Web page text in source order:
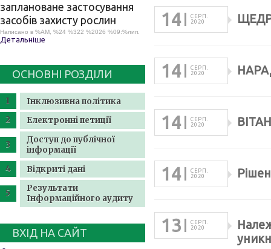
заплановане застосування
засобів захисту рослин
Написано в %AM, %24 %322 %2026 %09:%лип.
Детальніше
ОСНОВНІ РОЗДІЛИ
Інклюзивна політика
Електронні петиції
Доступ до публічної
інформації
Відкриті дані
Результати
Інформаційного аудиту
ВХІД НА САЙТ
14
СЕРП.
2020
14
СЕРП.
2020
14
СЕРП.
2020
14
СЕРП.
2020
13
СЕРП.
2020